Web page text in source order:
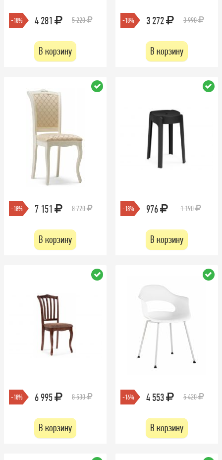
-18% 4 281 5 220
В корзину
-18% 3 272 3 990
В корзину
-18% 7 151 8 720
В корзину
-18% 976 1 190
В корзину
-18% 6 995 8 530
В корзину
-16% 4 553 5 420
В корзину